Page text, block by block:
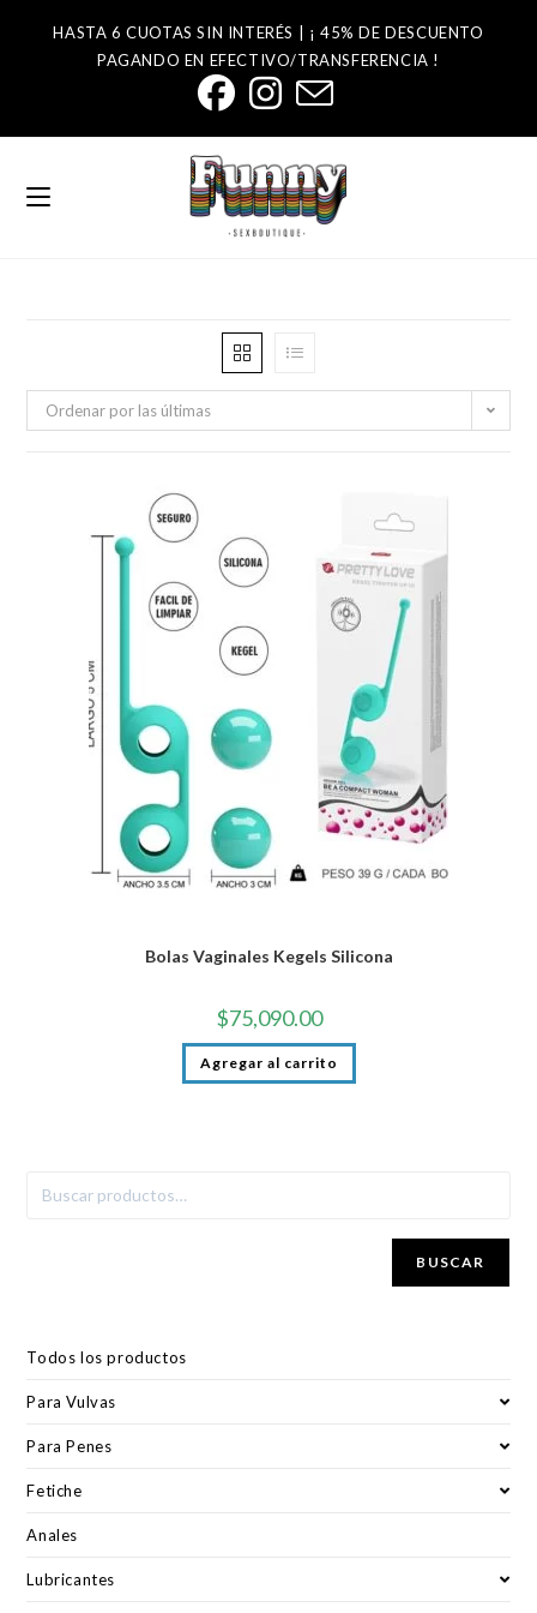
HASTA 6 CUOTAS SIN INTERÉS | ¡ 45% DE DESCUENTO
PAGANDO EN EFECTIVO/TRANSFERENCIA !
Ordenar por las últimas
Bolas Vaginales Kegels Silicona
$75,090.00
Agregar al carrito
BUSCAR
Todos los productos
Para Vulvas
Para Penes
Fetiche
Anales
Lubricantes